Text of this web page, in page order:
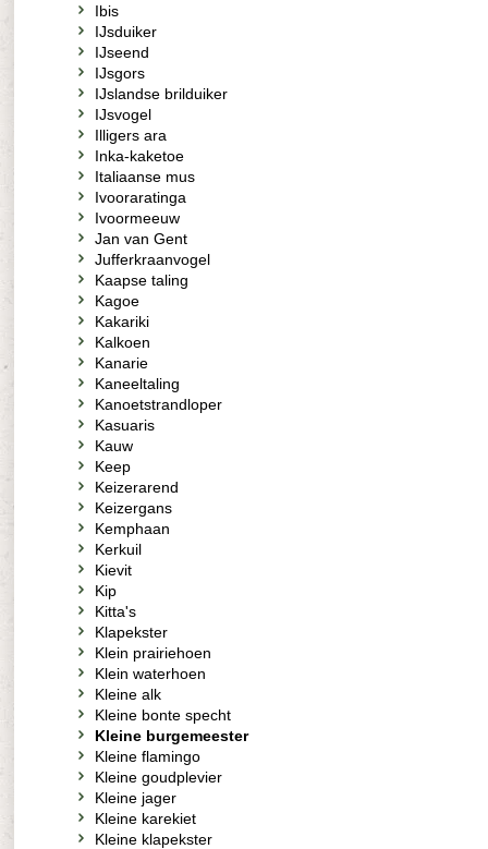
Ibis
IJsduiker
IJseend
IJsgors
IJslandse brilduiker
IJsvogel
Illigers ara
Inka-kaketoe
Italiaanse mus
Ivooraratinga
Ivoormeeuw
Jan van Gent
Jufferkraanvogel
Kaapse taling
Kagoe
Kakariki
Kalkoen
Kanarie
Kaneeltaling
Kanoetstrandloper
Kasuaris
Kauw
Keep
Keizerarend
Keizergans
Kemphaan
Kerkuil
Kievit
Kip
Kitta's
Klapekster
Klein prairiehoen
Klein waterhoen
Kleine alk
Kleine bonte specht
Kleine burgemeester
Kleine flamingo
Kleine goudplevier
Kleine jager
Kleine karekiet
Kleine klapekster